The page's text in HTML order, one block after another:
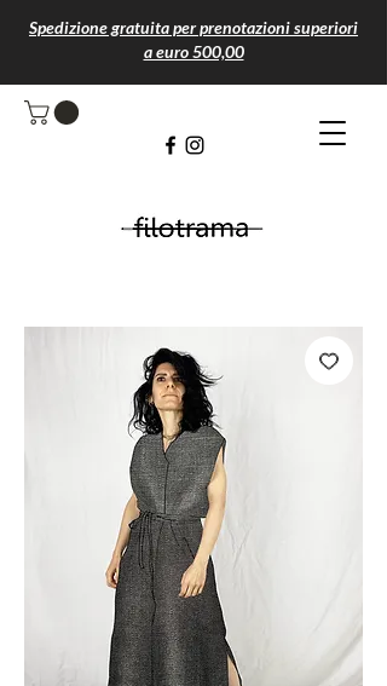
Spedizione gratuita per prenotazioni superiori
a euro 500,00